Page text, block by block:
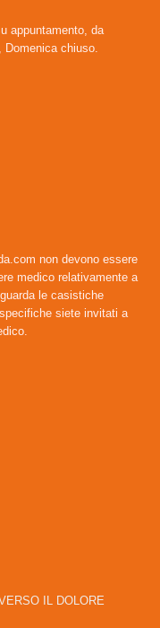
appuntamento, da
Domenica chiuso.
non devono essere
medico relativamente a
le casistiche
siete invitati a
IL DOLORE